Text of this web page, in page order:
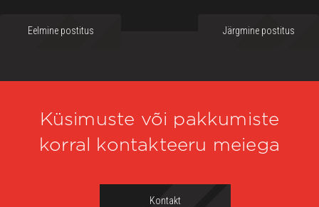
Eelmine postitus Järgmine postitus
Küsimuste või pakkumiste
korral kontakteeru meiega
Kontakt